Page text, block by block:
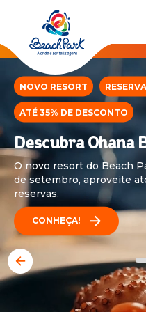
PARQUES
RESORTS
VILA AZUL DO MAR
Voltar
AQUA
OHANA
BEACH
PARK
RESORT
NOVO RESORT
ATÉ 35% DE DESCONTO
Descubra Ohana
O novo resort do Beach
de setembro, aproveite
reservas.
CONHEÇA!